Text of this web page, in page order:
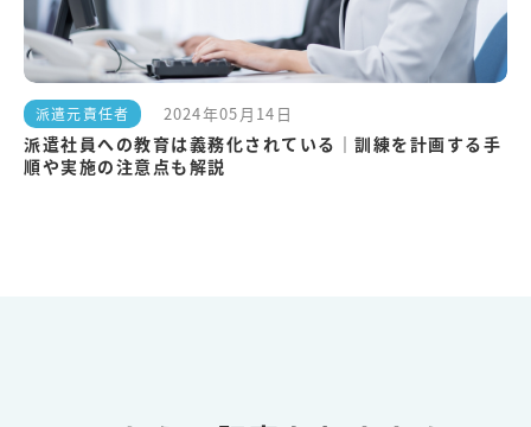
派遣元責任者 2024年05月14日
派遣社員への教育は義務化されている｜訓練を計画する手
順や実施の注意点も解説